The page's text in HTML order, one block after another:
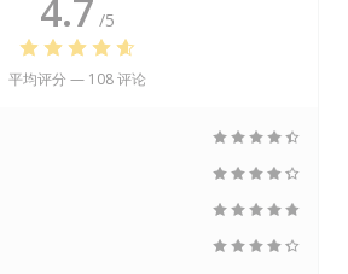
4.7 /5
平均评分 — 108 评论